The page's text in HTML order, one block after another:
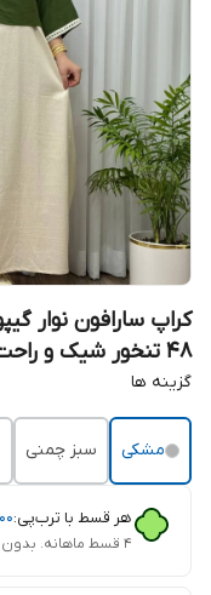
کراپ سارافون نوار
48 تنخور شیک و راحت چهارفصل
گزینه ها
مشکی سبز چمنی
هر قسط با ترب‌پی:
۴ قسط ماهانه. بدون سود، چک و ضامن.